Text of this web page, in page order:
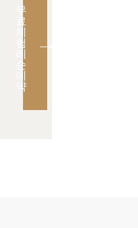
무
료
체
험
레
슨
예
약